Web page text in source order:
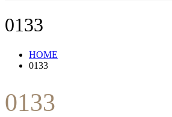
0133
HOME
0133
0133